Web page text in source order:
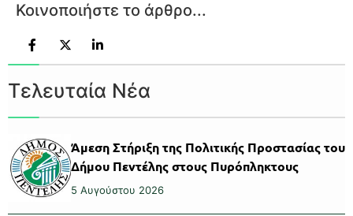
Κοινοποιήστε το άρθρο...
Τελευταία Νέα
Άμεση Στήριξη της Πολιτικής Προστασίας του
Δήμου Πεντέλης στους Πυρόπληκτους
5 Αυγούστου 2026